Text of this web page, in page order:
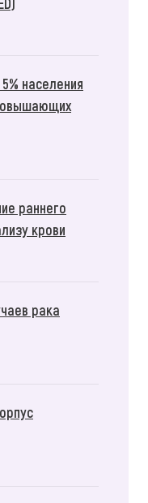
населения
раннего
крови
рака